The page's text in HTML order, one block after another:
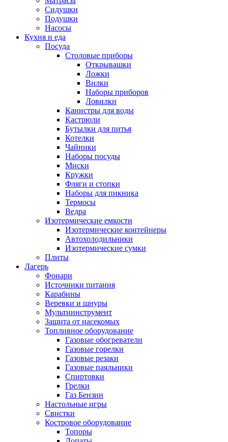
Сидушки
Подушки
Насосы
Кухня и еда
Посуда
Столовые приборы
Открывашки
Ложки
Вилки
Наборы приборов
Ловилки
Канистры для воды
Кастрюли
Бутылки для питья
Котелки
Чайники
Наборы посуды
Миски
Кружки
Фляги и стопки
Наборы для пикника
Термосы
Ведра
Изотермические емкости
Изотермические контейнеры
Автохолодильники
Изотермические сумки
Плиты
Лагерь
Фонари
Источники питания
Карабины
Веревки и шнуры
Мультиинструмент
Защита от насекомых
Топливное оборудование
Газовые обогреватели
Газовые горелки
Газовые резаки
Газовые паяльники
Спиртовки
Грелки
Газ Бензин
Настольные игры
Свистки
Костровое оборудование
Топоры